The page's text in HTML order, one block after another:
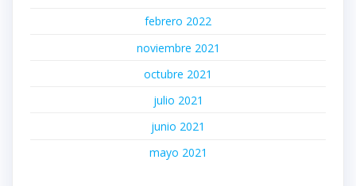
febrero 2022
noviembre 2021
octubre 2021
julio 2021
junio 2021
mayo 2021